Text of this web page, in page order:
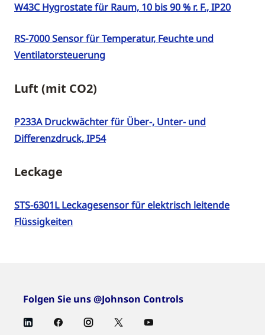
W43C Hygrostate für Raum, 10 bis 90 % r. F., IP20
RS-7000 Sensor für Temperatur, Feuchte und
Ventilatorsteuerung
Luft (mit CO2)
P233A Druckwächter für Über-, Unter- und
Differenzdruck, IP54
Leckage
STS-6301L Leckagesensor für elektrisch leitende
Flüssigkeiten
Folgen Sie uns @Johnson Controls